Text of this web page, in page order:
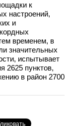
к
настроений,
и
временем, в
значительных
испытывает
2625 пунктов,
в район 2700